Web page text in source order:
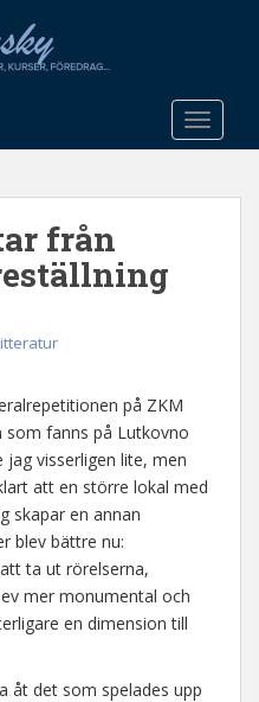
från
på ZKM
fanns på Lutkovno
jag visserligen lite, men
att en större lokal med
skapar en annan
blev bättre nu:
ta ut rörelserna,
mer monumental och
en dimension till
åt det som spelades upp